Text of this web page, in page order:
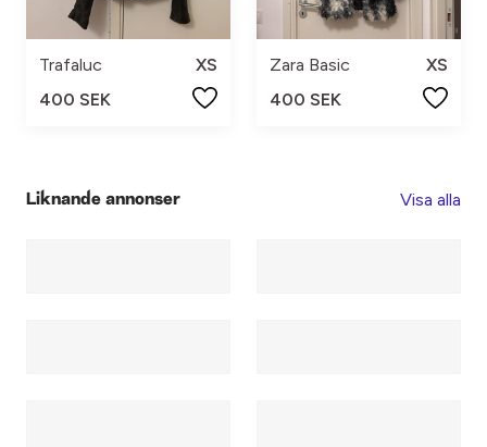
Trafaluc
XS
400 SEK
Zara Basic
XS
400 SEK
Liknande annonser Visa alla